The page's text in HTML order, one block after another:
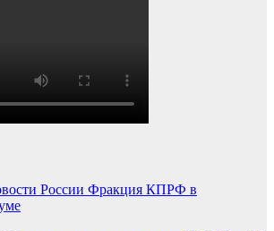
России Фракция КПРФ в